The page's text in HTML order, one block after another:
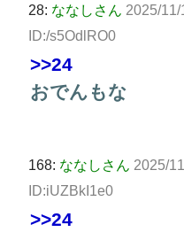
28: ななしさん 2025/
ID:/s5OdlRO0
>>24
おでんもな
168: ななしさん 2025/
ID:iUZBkI1e0
>>24